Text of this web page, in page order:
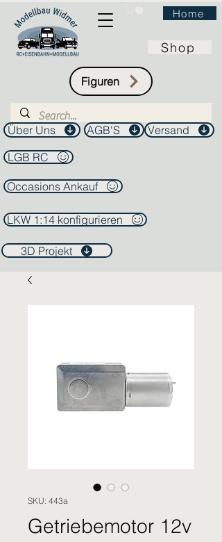
Home
Shop
Figuren
Über Uns AGB'S
Versand
LGB RC
Occasions Ankauf
LKW 1:14 konfigurieren
3D Projekt
SKU: 443a
Getriebemotor 12v